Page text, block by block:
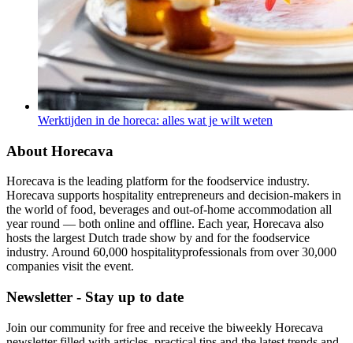
Werktijden in de horeca: alles wat je wilt weten
About Horecava
Horecava is the leading platform for the foodservice industry.
Horecava supports hospitality entrepreneurs and decision-makers in
the world of food, beverages and out-of-home accommodation all
year round — both online and offline. Each year, Horecava also
hosts the largest Dutch trade show by and for the foodservice
industry. Around 60,000 hospitalityprofessionals from over 30,000
companies visit the event.
Newsletter - Stay up to date
Join our community for free and receive the biweekly Horecava